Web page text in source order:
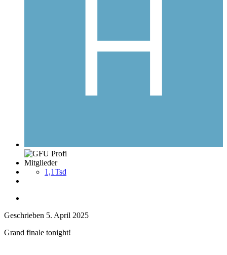
Mitglieder
1,1Tsd
Geschrieben 5. April 2025
Grand finale tonight!